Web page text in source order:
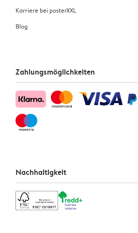
Karriere bei posterXXL
Blog
Zahlungsmöglichkeiten
Nachhaltigkeit